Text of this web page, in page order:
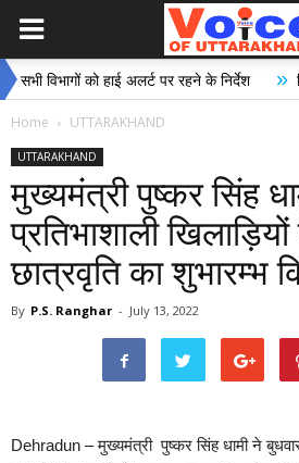
को हाई अलर्ट पर रहने के निर्देश » विशेष
Home UTTARAKHAND
UTTARAKHAND
मुख्यमंत्री पुष्कर सिंह
प्रतिभाशाली
छात्रवृति का शुभारम्भ
By P.S. Ranghar - July 13, 2022
Dehradun – मुख्यमंत्री पुष्कर सिंह धामी ने